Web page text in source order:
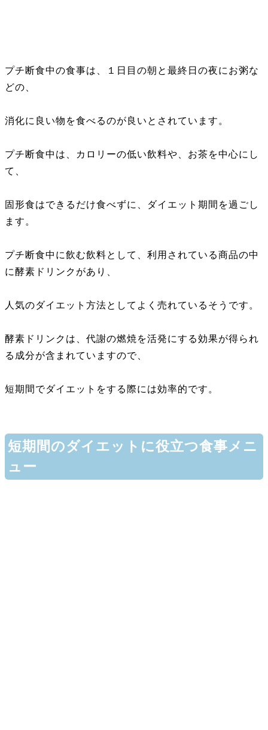
プチ断食中の食事は、１日目の朝と最終日の夜にお粥な
どの、
消化に良い物を食べるのが良いとされています。
プチ断食中は、カロリーの低い飲料や、お茶を中心にし
て、
固形食はできるだけ食べずに、ダイエット期間を過ごし
ます。
プチ断食中に飲む飲料として、利用されている商品の中
に酵素ドリンクがあり、
人気のダイエット方法としてよく売れているそうです。
酵素ドリンクは、代謝の燃焼を活発にする効果が得られ
る成分が含まれていますので、
短期間でダイエットをする際には効率的です。
短期間のダイエットに役立つ食事メニ
ュー